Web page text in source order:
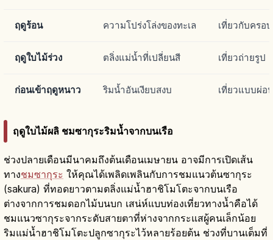
ฤดูร้อน ความโปร่งโล่งของทะเล เที่ยวกับครอ
ฤดูใบไม้ร่วง ตลิ่งแม่น้ำที่เปลี่ยนสี เที่ยวถ่ายรูป
ก่อนเข้าฤดูหนาว ริมน้ำอันเงียบสงบ เที่ยวแบบผ่อ
ฤดูใบไม้ผลิ ชมซากุระริมน้ำจากบนเรือ
ช่วงปลายเดือนมีนาคมถึงต้นเดือนเมษายน อาจมีการเปิดเส้น
ทางชมซากุระ ให้คุณได้เพลิดเพลินกับการชมแนวต้นซากุระ
(sakura) ที่ทอดยาวตามตลิ่งแม่น้ำฮาชิโมโตะจากบนเรือ
ต่างจากการชมดอกไม้บนบก เสน่ห์แบบท่องเที่ยวทางน้ำคือได้
ชมแนวซากุระจากระดับสายตาที่ห่างจากกระแสผู้คนเล็กน้อย
ริมแม่น้ำฮาชิโมโตะปลูกซากุระไว้หลายร้อยต้น ช่วงที่บานเต็มที่